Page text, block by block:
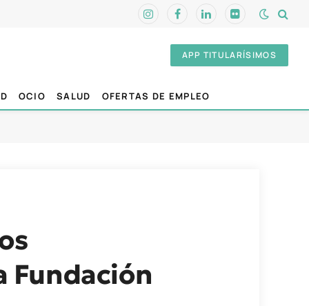
InstagramFacebookLinkedInFlickr
APP TITULARÍSIMOS
OCIO SALUD OFERTAS DE EMPLEO
Fundación